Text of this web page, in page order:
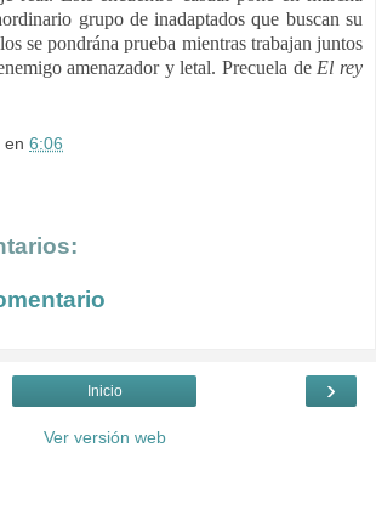
grupo de inadaptados que buscan su
se pondrána prueba mientras trabajan juntos
amenazador y letal. Precuela de El rey
en 6:06
›
Inicio
Ver versión web